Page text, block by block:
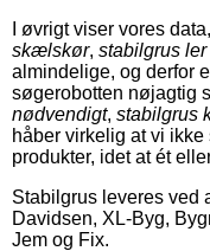
I øvrigt viser vores
skælskør, stabilgrus ler
almindelige, og derfor
søgerobotten nøjagtig
nødvendigt, stabilgrus
håber virkelig at vi
produkter, idet at ét
Stabilgrus leveres ved
Davidsen, XL-Byg,
Jem og Fix.